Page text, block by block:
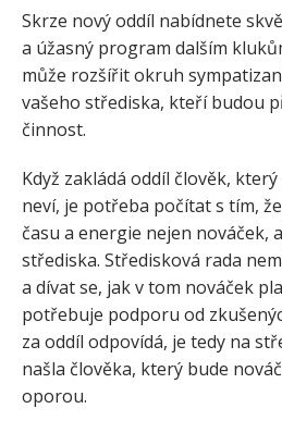
Skrze nový oddíl nabídnete
a úžasný program dalším
může rozšířit okruh
vašeho střediska, kteří budou
činnost.
Když zakládá oddíl člověk,
neví, je potřeba počítat s tím,
času a energie nejen nováček,
střediska. Středisková rada
a dívat se, jak v tom nováček
potřebuje podporu od
za oddíl odpovídá, je tedy na
našla člověka, který bude
oporou.